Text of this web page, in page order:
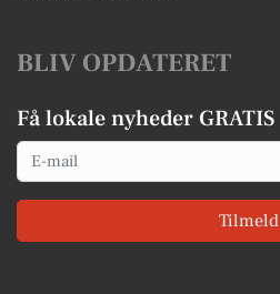
BLIV OPDATERET
Få lokale nyheder GRATIS
Email
Tilmeld